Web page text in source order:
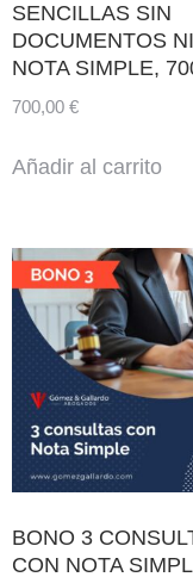
SENCILLAS SIN
DOCUMENTOS NI
NOTA SIMPLE,
700,00 €
Añadir al carrito
BONO 3
CON NOTA